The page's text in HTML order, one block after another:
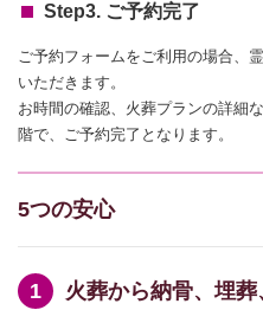
Step3. ご予約完了
ご予約フォームをご利用の場合、
いただきます。
お時間の確認、火葬プランの詳細
階で、ご予約完了となります。
5つの安心
火葬から納骨、埋